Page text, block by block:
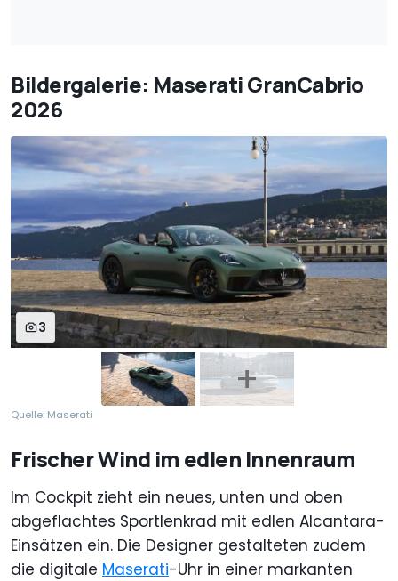
Bildergalerie: Maserati GranCabrio
2026
3
Quelle: Maserati
Frischer Wind im edlen Innenraum
Im Cockpit zieht ein neues, unten und oben
abgeflachtes Sportlenkrad mit edlen Alcantara-
Einsätzen ein. Die Designer gestalteten zudem
die digitale Maserati-Uhr in einer markanten